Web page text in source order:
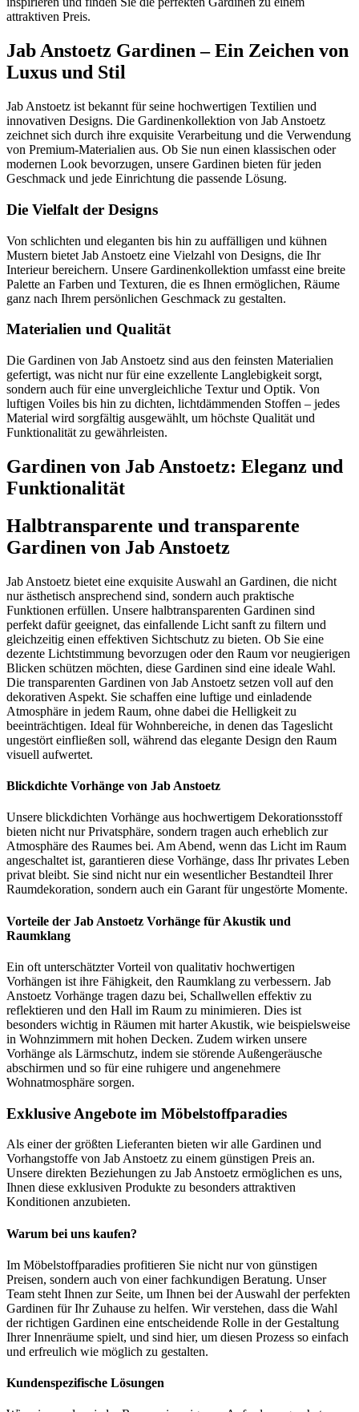
attraktiven Preis.
Jab Anstoetz Gardinen – Ein Zeichen von
Luxus und Stil
Jab Anstoetz ist bekannt für seine hochwertigen Textilien und
innovativen Designs. Die Gardinenkollektion von Jab Anstoetz
zeichnet sich durch ihre exquisite Verarbeitung und die Verwendung
von Premium-Materialien aus. Ob Sie nun einen klassischen oder
modernen Look bevorzugen, unsere Gardinen bieten für jeden
Geschmack und jede Einrichtung die passende Lösung.
Die Vielfalt der Designs
Von schlichten und eleganten bis hin zu auffälligen und kühnen
Mustern bietet Jab Anstoetz eine Vielzahl von Designs, die Ihr
Interieur bereichern. Unsere Gardinenkollektion umfasst eine breite
Palette an Farben und Texturen, die es Ihnen ermöglichen, Räume
ganz nach Ihrem persönlichen Geschmack zu gestalten.
Materialien und Qualität
Die Gardinen von Jab Anstoetz sind aus den feinsten Materialien
gefertigt, was nicht nur für eine exzellente Langlebigkeit sorgt,
sondern auch für eine unvergleichliche Textur und Optik. Von
luftigen Voiles bis hin zu dichten, lichtdämmenden Stoffen – jedes
Material wird sorgfältig ausgewählt, um höchste Qualität und
Funktionalität zu gewährleisten.
Gardinen von Jab Anstoetz: Eleganz und
Funktionalität
Halbtransparente und transparente
Gardinen von Jab Anstoetz
Jab Anstoetz bietet eine exquisite Auswahl an Gardinen, die nicht
nur ästhetisch ansprechend sind, sondern auch praktische
Funktionen erfüllen. Unsere halbtransparenten Gardinen sind
perfekt dafür geeignet, das einfallende Licht sanft zu filtern und
gleichzeitig einen effektiven Sichtschutz zu bieten. Ob Sie eine
dezente Lichtstimmung bevorzugen oder den Raum vor neugierigen
Blicken schützen möchten, diese Gardinen sind eine ideale Wahl.
Die transparenten Gardinen von Jab Anstoetz setzen voll auf den
dekorativen Aspekt. Sie schaffen eine luftige und einladende
Atmosphäre in jedem Raum, ohne dabei die Helligkeit zu
beeinträchtigen. Ideal für Wohnbereiche, in denen das Tageslicht
ungestört einfließen soll, während das elegante Design den Raum
visuell aufwertet.
Blickdichte Vorhänge von Jab Anstoetz
Unsere blickdichten Vorhänge aus hochwertigem Dekorationsstoff
bieten nicht nur Privatsphäre, sondern tragen auch erheblich zur
Atmosphäre des Raumes bei. Am Abend, wenn das Licht im Raum
angeschaltet ist, garantieren diese Vorhänge, dass Ihr privates Leben
privat bleibt. Sie sind nicht nur ein wesentlicher Bestandteil Ihrer
Raumdekoration, sondern auch ein Garant für ungestörte Momente.
Vorteile der Jab Anstoetz Vorhänge für Akustik und
Raumklang
Ein oft unterschätzter Vorteil von qualitativ hochwertigen
Vorhängen ist ihre Fähigkeit, den Raumklang zu verbessern. Jab
Anstoetz Vorhänge tragen dazu bei, Schallwellen effektiv zu
reflektieren und den Hall im Raum zu minimieren. Dies ist
besonders wichtig in Räumen mit harter Akustik, wie beispielsweise
in Wohnzimmern mit hohen Decken. Zudem wirken unsere
Vorhänge als Lärmschutz, indem sie störende Außengeräusche
abschirmen und so für eine ruhigere und angenehmere
Wohnatmosphäre sorgen.
Exklusive Angebote im Möbelstoffparadies
Als einer der größten Lieferanten bieten wir alle Gardinen und
Vorhangstoffe von Jab Anstoetz zu einem günstigen Preis an.
Unsere direkten Beziehungen zu Jab Anstoetz ermöglichen es uns,
Ihnen diese exklusiven Produkte zu besonders attraktiven
Konditionen anzubieten.
Warum bei uns kaufen?
Im Möbelstoffparadies profitieren Sie nicht nur von günstigen
Preisen, sondern auch von einer fachkundigen Beratung. Unser
Team steht Ihnen zur Seite, um Ihnen bei der Auswahl der perfekten
Gardinen für Ihr Zuhause zu helfen. Wir verstehen, dass die Wahl
der richtigen Gardinen eine entscheidende Rolle in der Gestaltung
Ihrer Innenräume spielt, und sind hier, um diesen Prozess so einfach
und erfreulich wie möglich zu gestalten.
Kundenspezifische Lösungen